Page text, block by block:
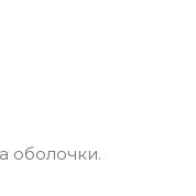
оболочки.